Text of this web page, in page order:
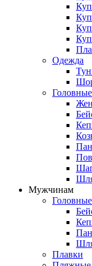
Одежда
Мужчинам
Плавки